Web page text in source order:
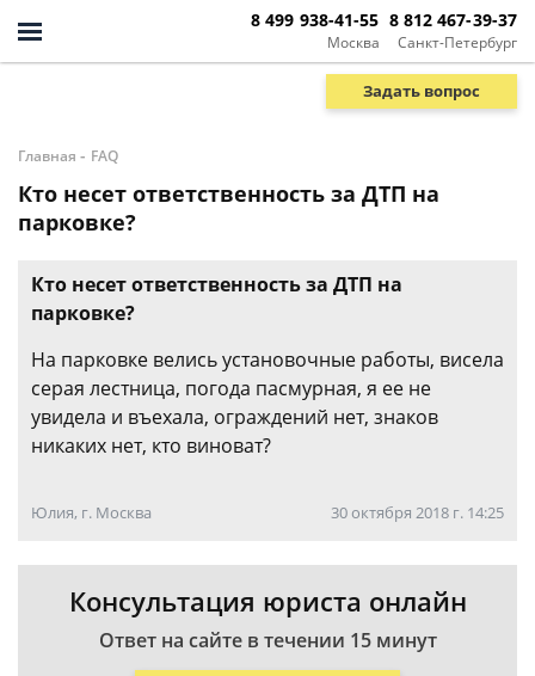
Москва
8 499 938-41-55
Санкт-Петербург
8 812 467-39-37
Задать вопрос
Главная - FAQ
Кто несет ответственность за ДТП на
парковке?
Кто несет ответственность за ДТП на
парковке?
На парковке велись установочные работы, висела
серая лестница, погода пасмурная, я ее не
увидела и въехала, ограждений нет, знаков
никаких нет, кто виноват?
Юлия, г. Москва 30 октября 2018 г. 14:25
Консультация юриста онлайн
Ответ на сайте в течении 15 минут